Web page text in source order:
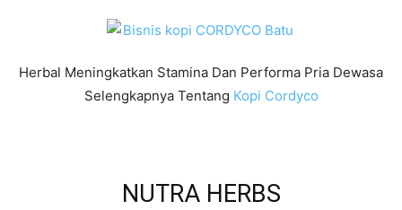
Herbal Meningkatkan Stamina Dan Performa Pria Dewasa
Selengkapnya Tentang Kopi Cordyco
NUTRA HERBS